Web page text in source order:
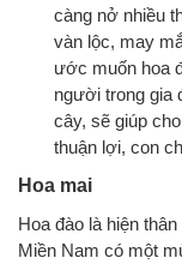
càng nở nhiều
vàn lộc, may
ước muốn hoa
người trong gia
cây, sẽ giúp
thuận lợi, con
Hoa mai
Hoa đào là hiện
Miền Nam có một